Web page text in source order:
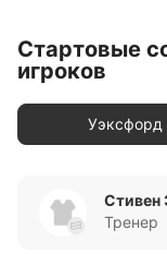
Стартовые
игроков
Стивен
Тренер